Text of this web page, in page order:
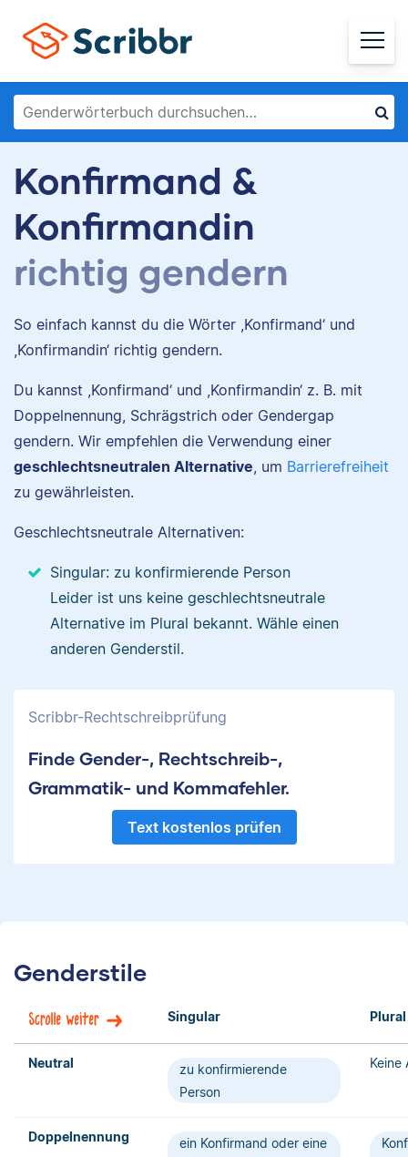
Konfirmand &
Konfirmandin
richtig gendern
So einfach kannst du die Wörter ,Konfirmand‘ und
,Konfirmandin‘ richtig gendern.
Du kannst ,Konfirmand‘ und ,Konfirmandin‘ z. B. mit
Doppelnennung, Schrägstrich oder Gendergap
gendern. Wir empfehlen die Verwendung einer
geschlechtsneutralen Alternative, um Barrierefreiheit
zu gewährleisten.
Geschlechtsneutrale Alternativen:
Singular: zu konfirmierende Person
Leider ist uns keine geschlechtsneutrale
Alternative im Plural bekannt. Wähle einen
anderen Genderstil.
Scribbr-Rechtschreibprüfung
Finde Gender-, Rechtschreib-,
Grammatik- und Kommafehler.
Text kostenlos prüfen
Genderstile
Scrolle weiter Singular Plural
Neutral
zu konfirmierende
Person
Keine
Doppelnennung
ein Konfirmand oder eine